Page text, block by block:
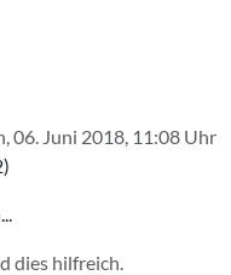
06. Juni 2018, 11:08 Uhr
dies hilfreich.